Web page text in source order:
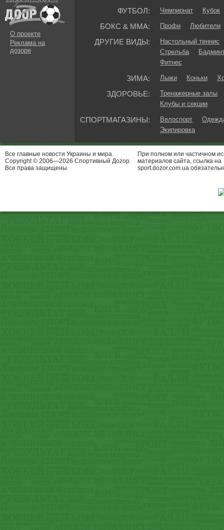
О проекте
Реклама на
дозоре
ФУТБОЛ: Чемпионат Кубок
БОКС & ММА: Профи Любители
ДРУГИЕ ВИДЫ:
Настольный теннис
Стрельба
Фитнес
ЗИМА: Лыжи Коньки
ЗДОРОВЬЕ:
Тренажерные залы
Клубы и секции
СПОРТМАГАЗИНЫ: Велоспорт
Экипировка
Все главные новости Украины и мира.
Copyright © 2006—2026 Спортивный Доzор
Все права защищены.
При полном или частичном
материалов сайта, ссылка на
sport.dozor.com.ua